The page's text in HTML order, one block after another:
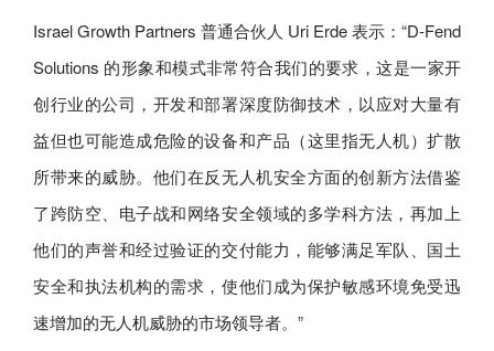
Israel Growth Partners 普通合伙人 Uri Erde 表示：“D-Fend
Solutions 的形象和模式非常符合我们的要求，这是一家开
创行业的公司，开发和部署深度防御技术，以应对大量有
益但也可能造成危险的设备和产品（这里指无人机）扩散
所带来的威胁。他们在反无人机安全方面的创新方法借鉴
了跨防空、电子战和网络安全领域的多学科方法，再加上
他们的声誉和经过验证的交付能力，能够满足军队、国土
安全和执法机构的需求，使他们成为保护敏感环境免受迅
速增加的无人机威胁的市场领导者。”